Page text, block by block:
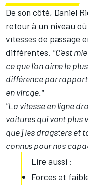
De son côté, Daniel
retour à un niveau
vitesses de passage
différentes. "C'est
ce que l'on aime le
différence par
en virage."
"La vitesse en ligne
voitures qui vont plus
que] les dragsters et
connus pour nos
Lire aussi :
Forces et